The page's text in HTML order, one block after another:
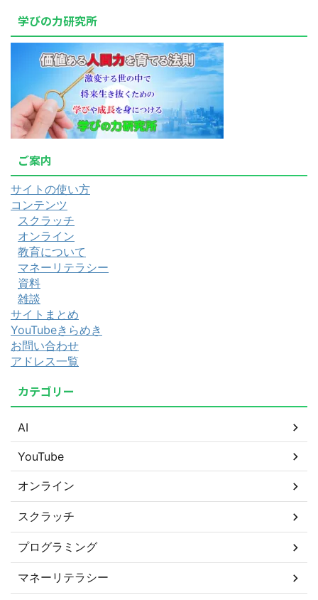
学びの力研究所
ご案内
サイトの使い方
コンテンツ
スクラッチ
オンライン
教育について
マネーリテラシー
資料
雑談
サイトまとめ
YouTubeきらめき
お問い合わせ
アドレス一覧
カテゴリー
AI
YouTube
オンライン
スクラッチ
プログラミング
マネーリテラシー